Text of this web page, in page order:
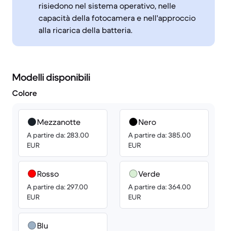
risiedono nel sistema operativo, nelle
capacità della fotocamera e nell'approccio
alla ricarica della batteria.
Modelli disponibili
Colore
Mezzanotte
A partire da: 283.00
EUR
Rosso
A partire da: 297.00
EUR
Blu
Nero
A partire da: 385.00
EUR
Verde
A partire da: 364.00
EUR